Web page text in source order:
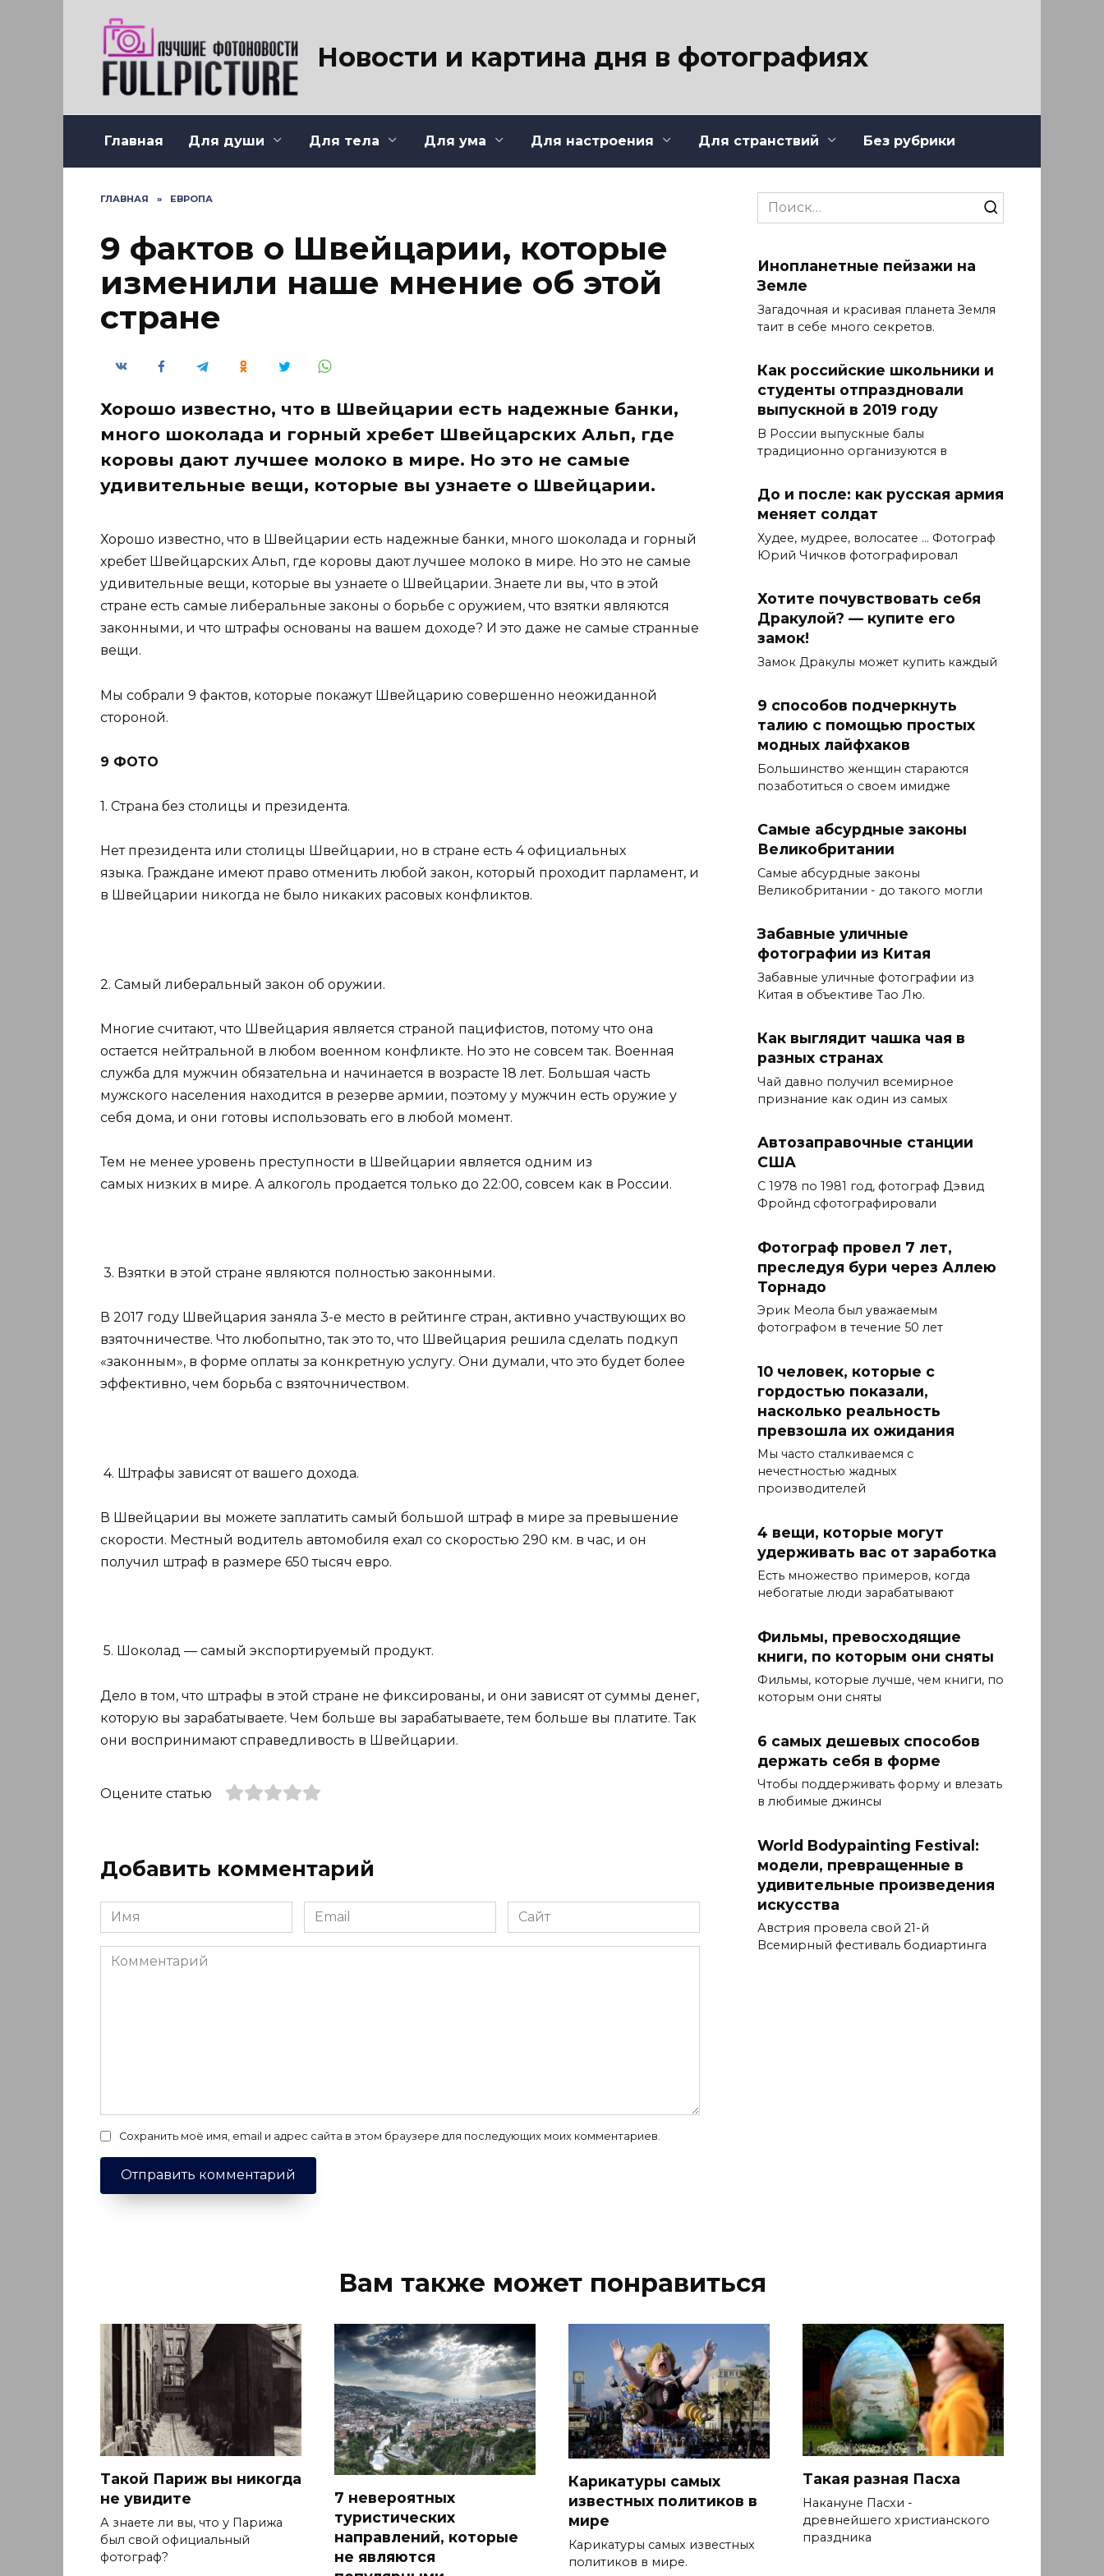
Новости и картина дня в фотографиях
Главная Для души Для тела Для ума Для настроения Для странствий Без рубрики
ГЛАВНАЯ » ЕВРОПА
9 фактов о Швейцарии, которые
изменили наше мнение об этой
стране
Хорошо известно, что в Швейцарии есть надежные банки,
много шоколада и горный хребет Швейцарских Альп, где
коровы дают лучшее молоко в мире. Но это не самые
удивительные вещи, которые вы узнаете о Швейцарии.
Хорошо известно, что в Швейцарии есть надежные банки, много шоколада и горный
хребет Швейцарских Альп, где коровы дают лучшее молоко в мире. Но это не самые
удивительные вещи, которые вы узнаете о Швейцарии. Знаете ли вы, что в этой
стране есть самые либеральные законы о борьбе с оружием, что взятки являются
законными, и что штрафы основаны на вашем доходе? И это даже не самые странные
вещи.
Мы собрали 9 фактов, которые покажут Швейцарию совершенно неожиданной
стороной.
9 ФОТО
1. Страна без столицы и президента.
Нет президента или столицы Швейцарии, но в стране есть 4 официальных
языка. Граждане имеют право отменить любой закон, который проходит парламент, и
в Швейцарии никогда не было никаких расовых конфликтов.
2. Самый либеральный закон об оружии.
Многие считают, что Швейцария является страной пацифистов, потому что она
остается нейтральной в любом военном конфликте. Но это не совсем так. Военная
служба для мужчин обязательна и начинается в возрасте 18 лет. Большая часть
мужского населения находится в резерве армии, поэтому у мужчин есть оружие у
себя дома, и они готовы использовать его в любой момент.
Тем не менее уровень преступности в Швейцарии является одним из
самых низких в мире. А алкоголь продается только до 22:00, совсем как в России.
3. Взятки в этой стране являются полностью законными.
В 2017 году Швейцария заняла 3-е место в рейтинге стран, активно участвующих во
взяточничестве. Что любопытно, так это то, что Швейцария решила сделать подкуп
«законным», в форме оплаты за конкретную услугу. Они думали, что это будет более
эффективно, чем борьба с взяточничеством.
4. Штрафы зависят от вашего дохода.
В Швейцарии вы можете заплатить самый большой штраф в мире за превышение
скорости. Местный водитель автомобиля ехал со скоростью 290 км. в час, и он
получил штраф в размере 650 тысяч евро.
5. Шоколад — самый экспортируемый продукт.
Дело в том, что штрафы в этой стране не фиксированы, и они зависят от суммы денег,
которую вы зарабатываете. Чем больше вы зарабатываете, тем больше вы платите. Так
они воспринимают справедливость в Швейцарии.
Оцените статью
Добавить комментарий
Имя
*
Email
*
Сайт
Комментарий
Сохранить моё имя, email и адрес сайта в этом браузере для последующих моих комментариев.
Search
for:
Инопланетные пейзажи на
Земле
Загадочная и красивая планета Земля
таит в себе много секретов.
Как российские школьники и
студенты отпраздновали
выпускной в 2019 году
В России выпускные балы
традиционно организуются в
До и после: как русская армия
меняет солдат
Худее, мудрее, волосатее ... Фотограф
Юрий Чичков фотографировал
Хотите почувствовать себя
Дракулой? — купите его
замок!
Замок Дракулы может купить каждый
9 способов подчеркнуть
талию с помощью простых
модных лайфхаков
Большинство женщин стараются
позаботиться о своем имидже
Самые абсурдные законы
Великобритании
Самые абсурдные законы
Великобритании - до такого могли
Забавные уличные
фотографии из Китая
Забавные уличные фотографии из
Китая в объективе Тао Лю.
Как выглядит чашка чая в
разных странах
Чай давно получил всемирное
признание как один из самых
Автозаправочные станции
США
С 1978 по 1981 год, фотограф Дэвид
Фройнд сфотографировали
Фотограф провел 7 лет,
преследуя бури через Аллею
Торнадо
Эрик Меола был уважаемым
фотографом в течение 50 лет
10 человек, которые с
гордостью показали,
насколько реальность
превзошла их ожидания
Мы часто сталкиваемся с
нечестностью жадных
производителей
4 вещи, которые могут
удерживать вас от заработка
Есть множество примеров, когда
небогатые люди зарабатывают
Фильмы, превосходящие
книги, по которым они сняты
Фильмы, которые лучше, чем книги, по
которым они сняты
6 самых дешевых способов
держать себя в форме
Чтобы поддерживать форму и влезать
в любимые джинсы
World Bodypainting Festival:
модели, превращенные в
удивительные произведения
искусства
Австрия провела свой 21-й
Всемирный фестиваль бодиартинга
Вам также может понравиться
Такой Париж вы никогда
не увидите
А знаете ли вы, что у Парижа
был свой официальный
фотограф?
7 невероятных
туристических
направлений, которые
не являются
Карикатуры самых
известных политиков в
мире
Карикатуры самых известных
политиков в мире.
Такая разная Пасха
Накануне Пасхи -
древнейшего христианского
праздника